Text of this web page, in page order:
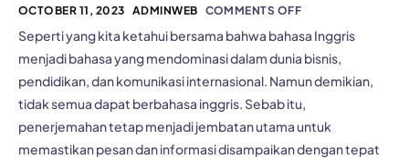
OCTOBER 11, 2023 ADMINWEB COMMENTS OFF
Seperti yang kita ketahui bersama bahwa bahasa Inggris
menjadi bahasa yang mendominasi dalam dunia bisnis,
pendidikan, dan komunikasi internasional. Namun demikian,
tidak semua dapat berbahasa inggris. Sebab itu,
penerjemahan tetap menjadi jembatan utama untuk
memastikan pesan dan informasi disampaikan dengan tepat